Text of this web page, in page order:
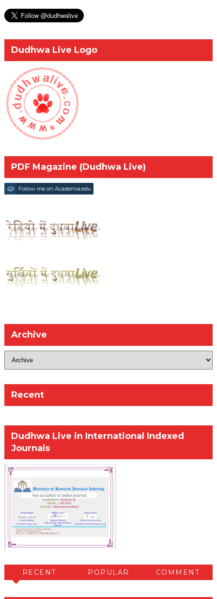
Dudhwa Live Logo
PDF Magazine (Dudhwa Live)
Follow me on Academia.edu
Archive
Recent
Dudhwa Live in International Indexed
Journals
RECENT POPULAR COMMENT